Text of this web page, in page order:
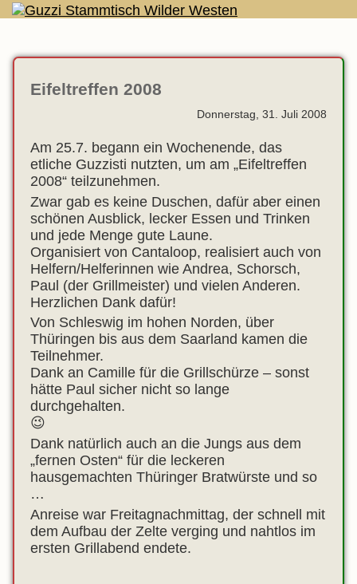
Eifeltreffen 2008
Donnerstag, 31. Juli 2008
Am 25.7. begann ein Wochenende, das
etliche Guzzisti nutzten, um am „Eifeltreffen
2008“ teilzunehmen.
Zwar gab es keine Duschen, dafür aber einen
schönen Ausblick, lecker Essen und Trinken
und jede Menge gute Laune.
Organisiert von Cantaloop, realisiert auch von
Helfern/Helferinnen wie Andrea, Schorsch,
Paul (der Grillmeister) und vielen Anderen.
Herzlichen Dank dafür!
Von Schleswig im hohen Norden, über
Thüringen bis aus dem Saarland kamen die
Teilnehmer.
Dank an Camille für die Grillschürze – sonst
hätte Paul sicher nicht so lange
durchgehalten.
😉
Dank natürlich auch an die Jungs aus dem
„fernen Osten“ für die leckeren
hausgemachten Thüringer Bratwürste und so
…
Anreise war Freitagnachmittag, der schnell mit
dem Aufbau der Zelte verging und nahtlos im
ersten Grillabend endete.